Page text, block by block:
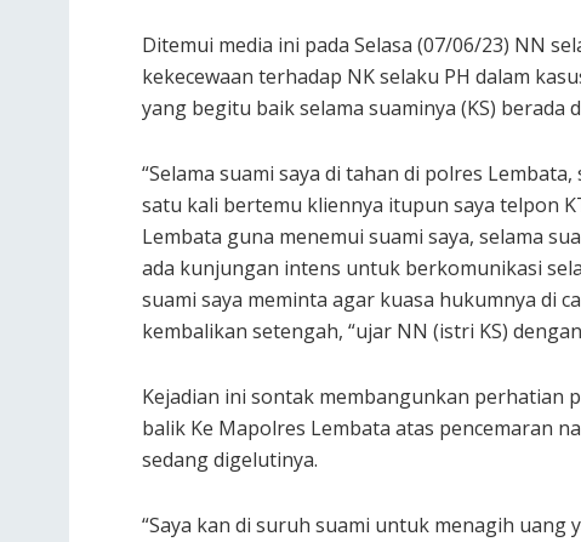
Ditemui media ini pada Selasa (07/06/23) NN
kekecewaan terhadap NK selaku PH dalam
yang begitu baik selama suaminya (KS) berada
“Selama suami saya di tahan di polres
satu kali bertemu kliennya itupun saya telpon
Lembata guna menemui suami saya, selama
ada kunjungan intens untuk berkomunikasi
suami saya meminta agar kuasa hukumnya di
kembalikan setengah, “ujar NN (istri KS)
Kejadian ini sontak membangunkan perhatian
balik Ke Mapolres Lembata atas pencemaran
sedang digelutinya.
“Saya kan di suruh suami untuk menagih uang